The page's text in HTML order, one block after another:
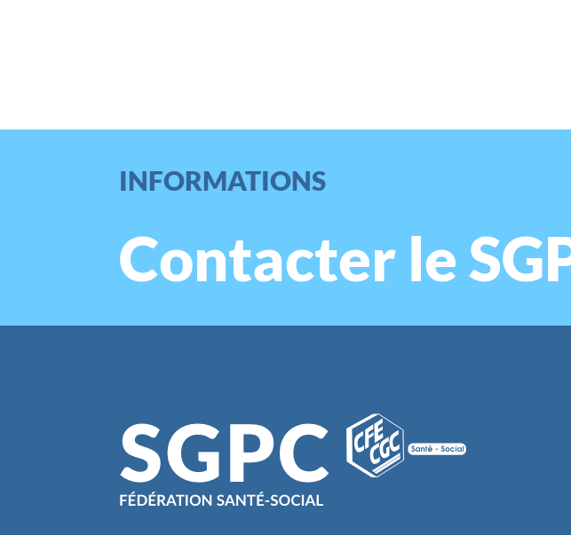
INFORMATIONS
Contacter le